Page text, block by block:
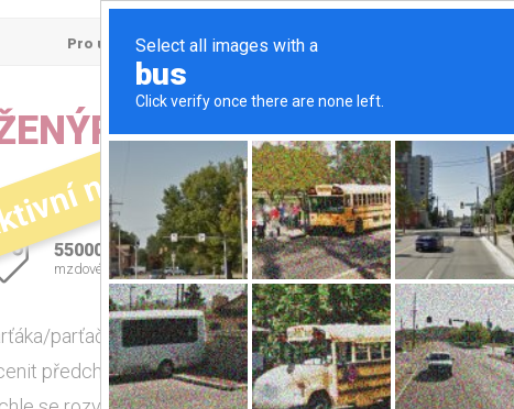
Pro uchazeče
ELEKTRICKÉ TRAKCE
nabídka
55000 - 75000 Kč
mzdové ohodnocení
Středočeský kraj
a další 3
parťačku, který/á má chuť růst a být součástí projektů,
předchozí zkušenosti, ale stejně tak rádi zaučíme